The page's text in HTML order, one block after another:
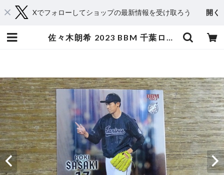
Xでフォローしてショップの最新情報を受け取ろう 開く
佐々木朗希 2023 BBM 千葉ロッテ PHENOM ( PH 2 ) | スポーツカードミントC&K本厚木店－オンラインショップ